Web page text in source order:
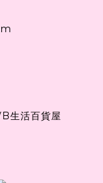
生活百貨屋